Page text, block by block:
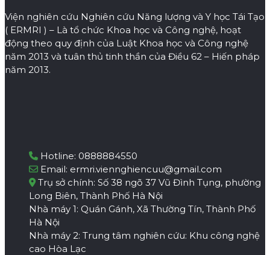
Viện nghiên cứu Nghiên cứu Năng lượng và Y học Tái Tạo
( ERMRI ) – Là tổ chức Khoa học và Công nghệ, hoạt
động theo quy định của Luật Khoa học và Công nghệ
năm 2013 và tuân thủ tinh thần của Điều 62 – Hiến pháp
năm 2013.
Hotline: 0888884550
Email: ermri.viennghiencuu@gmail.com
Trụ sở chính: Số 38 ngõ 37 Vũ Đình Tụng, phường
Long Biên, Thành Phố Hà Nội
Nhà máy 1: Quán Gánh, Xã Thường Tín, Thành Phố
Hà Nội
Nhà máy 2: Trung tâm nghiên cứu: Khu công nghệ
cao Hòa Lạc